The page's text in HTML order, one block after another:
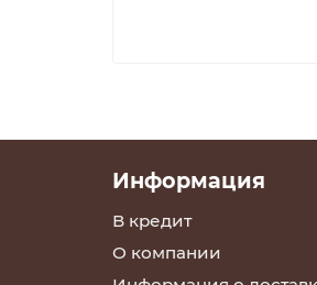
Информация
В кредит
О компании